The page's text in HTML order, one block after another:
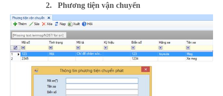
2. Phương tiện vận chuyển